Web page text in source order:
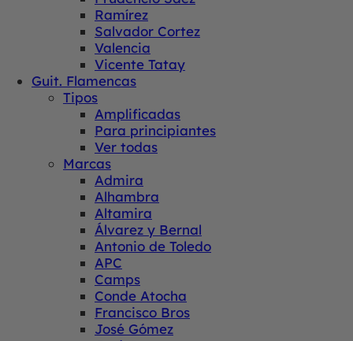
Ramírez
Salvador Cortez
Valencia
Vicente Tatay
Guit. Flamencas
Tipos
Amplificadas
Para principiantes
Ver todas
Marcas
Admira
Alhambra
Altamira
Álvarez y Bernal
Antonio de Toledo
APC
Camps
Conde Atocha
Francisco Bros
José Gómez